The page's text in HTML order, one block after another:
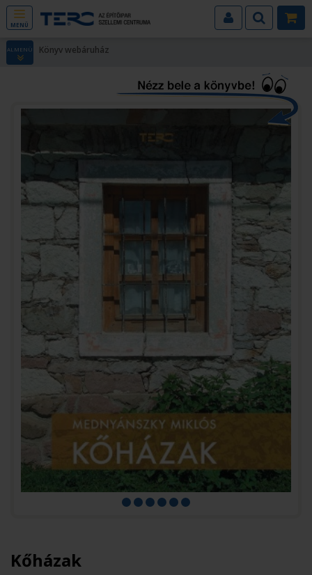
MENÜ
ALMENÜ Könyv webáruház
Kőházak